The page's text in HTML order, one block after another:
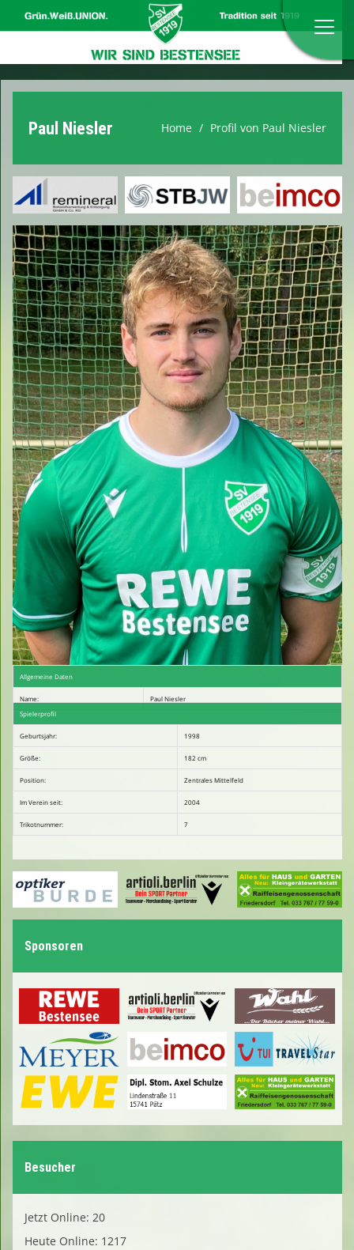
Home
Anmeldung zum Probetraining
Herren
Damen
Jugend
Verbände
Spielplan
Sponsoren
Fan- und Trainingskleidung - Shop
Unser Verein live auf fußball.de
Kalender
Paul Niesler Home Profil von Paul Niesler
Allgemeine Daten
Name:
Paul Niesler
Spielerprofil
Geburtsjahr: 1998
Größe: 182 cm
Position: Zentrales Mittelfeld
Im Verein seit: 2004
Trikotnummer: 7
Sponsoren
Besucher
Jetzt Online: 20
Heute Online: 1217